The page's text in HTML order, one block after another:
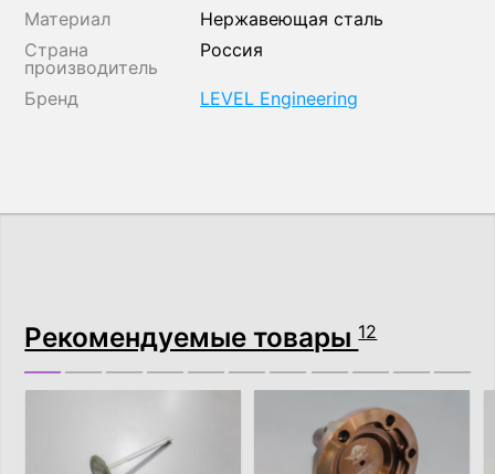
Материал
Нержавеющая сталь
Страна
производитель
Россия
Бренд LEVEL Engineering
Рекомендуемые товары12